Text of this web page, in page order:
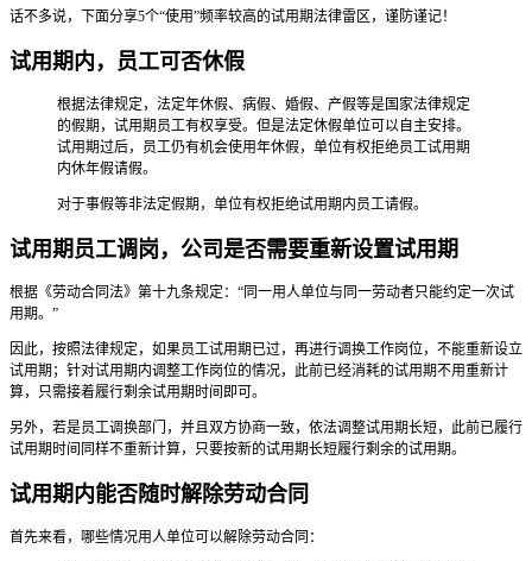
话不多说，下面分享5个“使用”频率较高的试用期法律雷区，谨防谨记！
试用期内，员工可否休假
根据法律规定，法定年休假、病假、婚假、产假等是国家法律规定
的假期，试用期员工有权享受。但是法定休假单位可以自主安排。
试用期过后，员工仍有机会使用年休假，单位有权拒绝员工试用期
内休年假请假。
对于事假等非法定假期，单位有权拒绝试用期内员工请假。
试用期员工调岗，公司是否需要重新设置试用期
根据《劳动合同法》第十九条规定：“同一用人单位与同一劳动者只能约定一次试
用期。”
因此，按照法律规定，如果员工试用期已过，再进行调换工作岗位，不能重新设立
试用期；针对试用期内调整工作岗位的情况，此前已经消耗的试用期不用重新计
算，只需接着履行剩余试用期时间即可。
另外，若是员工调换部门，并且双方协商一致，依法调整试用期长短，此前已履行
试用期时间同样不重新计算，只要按新的试用期长短履行剩余的试用期。
试用期内能否随时解除劳动合同
首先来看，哪些情况用人单位可以解除劳动合同：